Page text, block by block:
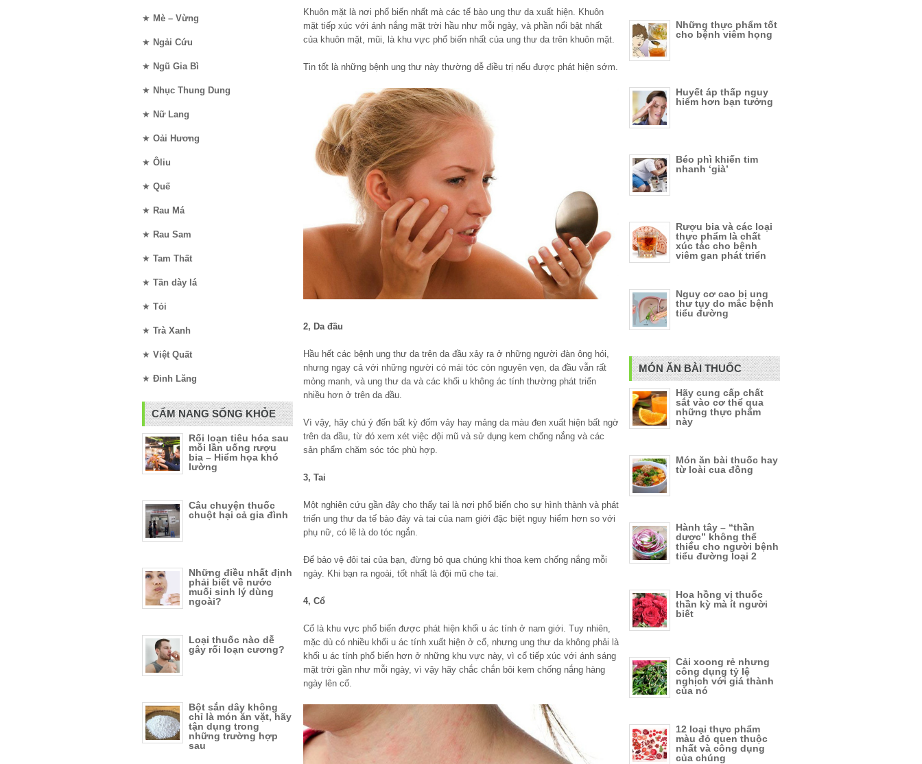
Khuôn mặt là nơi phổ biến nhất mà các tế bào ung thư da xuất hiện. Khuôn
mặt tiếp xúc với ánh nắng mặt trời hầu như mỗi ngày, và phần nổi bật nhất
của khuôn mặt, mũi, là khu vực phổ biến nhất của ung thư da trên khuôn mặt.
Tin tốt là những bệnh ung thư này thường dễ điều trị nếu được phát hiện sớm.
2, Da đầu
Hầu hết các bệnh ung thư da trên da đầu xảy ra ở những người đàn ông hói,
nhưng ngay cả với những người có mái tóc còn nguyên vẹn, da đầu vẫn rất
mỏng manh, và ung thư da và các khối u không ác tính thường phát triển
nhiều hơn ở trên da đầu.
Vì vậy, hãy chú ý đến bất kỳ đốm vảy hay mảng da màu đen xuất hiện bất ngờ
trên da đầu, từ đó xem xét việc đội mũ và sử dụng kem chống nắng và các
sản phẩm chăm sóc tóc phù hợp.
3, Tai
Một nghiên cứu gần đây cho thấy tai là nơi phổ biến cho sự hình thành và phát
triển ung thư da tế bào đáy và tai của nam giới đặc biệt nguy hiểm hơn so với
phụ nữ, có lẽ là do tóc ngắn.
Để bảo vệ đôi tai của bạn, đừng bỏ qua chúng khi thoa kem chống nắng mỗi
ngày. Khi bạn ra ngoài, tốt nhất là đội mũ che tai.
4, Cổ
Cổ là khu vực phổ biến được phát hiện khối u ác tính ở nam giới. Tuy nhiên,
mặc dù có nhiều khối u ác tính xuất hiện ở cổ, nhưng ung thư da không phải là
khối u ác tính phổ biến hơn ở những khu vực này, vì cổ tiếp xúc với ánh sáng
mặt trời gần như mỗi ngày, vì vậy hãy chắc chắn bôi kem chống nắng hàng
ngày lên cổ.
★ Mè – Vừng
★ Ngải Cứu
★ Ngũ Gia Bì
★ Nhục Thung Dung
★ Nữ Lang
★ Oải Hương
★ Ôliu
★ Quế
★ Rau Má
★ Rau Sam
★ Tam Thất
★ Tần dày lá
★ Tỏi
★ Trà Xanh
★ Việt Quất
★ Đinh Lăng
CẨM NANG SỐNG KHỎE
Rối loạn tiêu hóa sau
mỗi lần uống rượu
bia – Hiểm họa khó
lường
Câu chuyện thuốc
chuột hại cả gia đình
Những điều nhất định
phải biết về nước
muối sinh lý dùng
ngoài?
Loại thuốc nào dễ
gây rối loạn cương?
Bột sắn dây không
chỉ là món ăn vặt, hãy
tận dụng trong
những trường hợp
sau
Những thực phẩm tốt
cho bệnh viêm họng
Huyết áp thấp nguy
hiểm hơn bạn tưởng
Béo phì khiến tim
nhanh ‘già’
Rượu bia và các loại
thực phẩm là chất
xúc tác cho bệnh
viêm gan phát triển
Nguy cơ cao bị ung
thư tụy do mắc bệnh
tiểu đường
MÓN ĂN BÀI THUỐC
Hãy cung cấp chất
sắt vào cơ thể qua
những thực phẩm
này
Món ăn bài thuốc hay
từ loài cua đồng
Hành tây – “thần
dược” không thể
thiếu cho người bệnh
tiểu đường loại 2
Hoa hồng vị thuốc
thần kỳ mà ít người
biết
Cải xoong rẻ nhưng
công dụng tỷ lệ
nghịch với giá thành
của nó
12 loại thực phẩm
màu đỏ quen thuộc
nhất và công dụng
của chúng